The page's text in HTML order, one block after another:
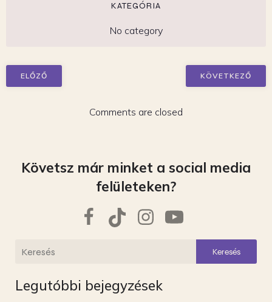
KATEGÓRIA
No category
ELŐZŐ KÖVETKEZŐ
Comments are closed
Követsz már minket a social media
felületeken?
Keresés
Legutóbbi bejegyzések